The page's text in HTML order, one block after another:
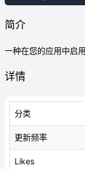
简介
一种在您的应用中启
详情
分类
更新频率
Likes